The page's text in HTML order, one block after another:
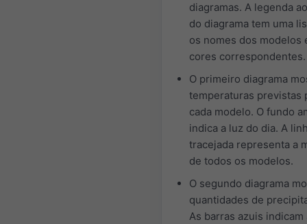
diagramas. A legenda
do diagrama tem uma
os nomes dos modelos
cores correspondentes.
O primeiro diagrama
temperaturas previstas
cada modelo. O fundo
indica a luz do dia. A
tracejada representa a
de todos os modelos.
O segundo diagrama
quantidades de
As barras azuis indicam